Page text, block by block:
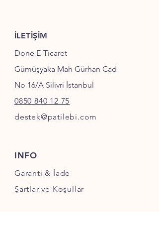
İLETİŞİM
Done E-Ticaret
Gümüşyaka Mah Gürhan Cad
No 16/A Silivri İstanbul
0850 840 12 75
destek@patilebi.com
INFO
Garanti & İade
Şartlar ve Koşullar